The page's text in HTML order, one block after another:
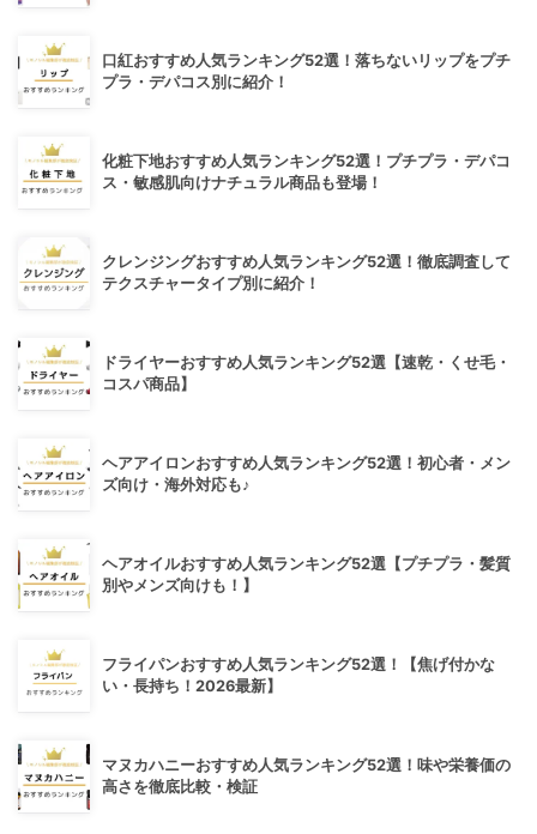
口紅おすすめ人気ランキング52選！落ちないリップをプチ
プラ・デパコス別に紹介！
化粧下地おすすめ人気ランキング52選！プチプラ・デパコ
ス・敏感肌向けナチュラル商品も登場！
クレンジングおすすめ人気ランキング52選！徹底調査して
テクスチャータイプ別に紹介！
ドライヤーおすすめ人気ランキング52選【速乾・くせ毛・
コスパ商品】
ヘアアイロンおすすめ人気ランキング52選！初心者・メン
ズ向け・海外対応も♪
ヘアオイルおすすめ人気ランキング52選【プチプラ・髪質
別やメンズ向けも！】
フライパンおすすめ人気ランキング52選！【焦げ付かな
い・長持ち！2026最新】
マヌカハニーおすすめ人気ランキング52選！味や栄養価の
高さを徹底比較・検証